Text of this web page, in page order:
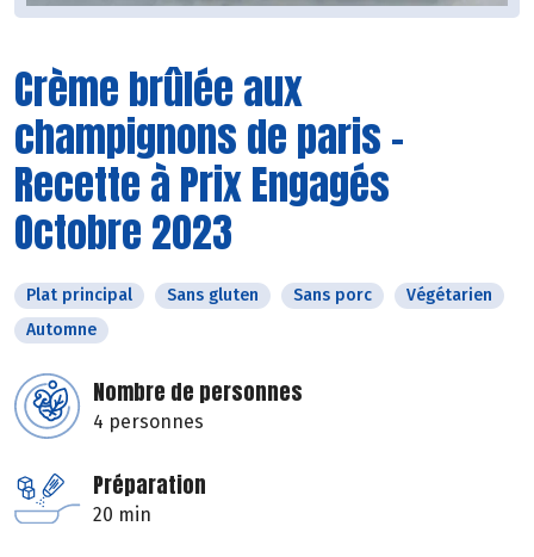
Crème brûlée aux
champignons de paris -
Recette à Prix Engagés
Octobre 2023
Plat principal Sans gluten Sans porc
Végétarien
Automne
Nombre de personnes
4 personnes
Préparation
20 min